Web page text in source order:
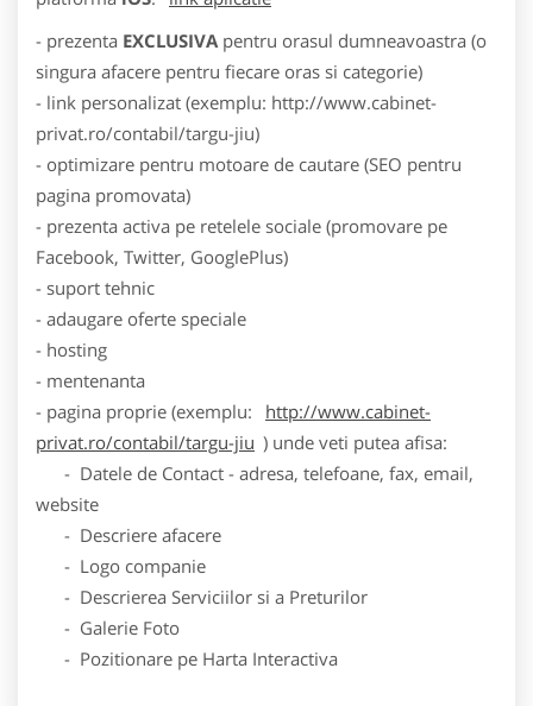
- prezenta EXCLUSIVA pentru orasul dumneavoastra (o
singura afacere pentru fiecare oras si categorie)
- link personalizat (exemplu: http://www.cabinet-
privat.ro/contabil/targu-jiu)
- optimizare pentru motoare de cautare (SEO pentru
pagina promovata)
- prezenta activa pe retelele sociale (promovare pe
Facebook, Twitter, GooglePlus)
- suport tehnic
- adaugare oferte speciale
- hosting
- mentenanta
- pagina proprie (exemplu:
http://www.cabinet-
privat.ro/contabil/targu-jiu ) unde veti putea afisa:
- Datele de Contact - adresa, telefoane, fax, email,
website
- Descriere afacere
- Logo companie
- Descrierea Serviciilor si a Preturilor
- Galerie Foto
- Pozitionare pe Harta Interactiva